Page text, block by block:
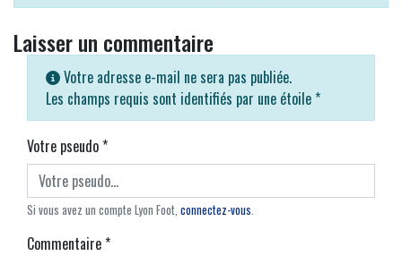
Laisser un commentaire
Votre adresse e-mail ne sera pas publiée.
Les champs requis sont identifiés par une étoile *
Votre pseudo*
Si vous avez un compte Lyon Foot, connectez-vous.
Commentaire*